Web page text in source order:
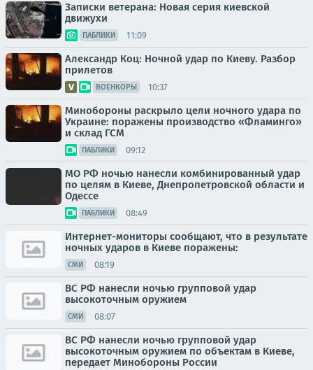
Записки ветерана: Новая серия киевской
движухи
ПАБЛИКИ 11:09
Александр Коц: Ночной удар по Киеву. Разбор
прилетов
ВОЕНКОРЫ 10:37
Минобороны раскрыло цели ночного удара по
Украине: поражены производство «Фламинго»
и склад ГСМ
ПАБЛИКИ 09:12
МО РФ ночью нанесли комбинированный удар
по целям в Киеве, Днепропетровской области и
Одессе
ПАБЛИКИ 08:49
Интернет-мониторы сообщают, что в результате
ночных ударов в Киеве поражены:
СМИ 08:19
ВС РФ нанесли ночью групповой удар
высокоточным оружием
СМИ 08:07
ВС РФ нанесли ночью групповой удар
высокоточным оружием по объектам в Киеве,
передает Минобороны России